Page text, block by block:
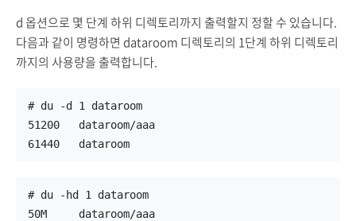
d 옵션으로 몇 단계 하위 디렉토리까지 출력할지 정할 수 있습니다.
다음과 같이 명령하면 dataroom 디렉토리의 1단계 하위 디렉토리
까지의 사용량을 출력합니다.
# du -d 1 dataroom
51200   dataroom/aaa
61440   dataroom
# du -hd 1 dataroom
50M     dataroom/aaa